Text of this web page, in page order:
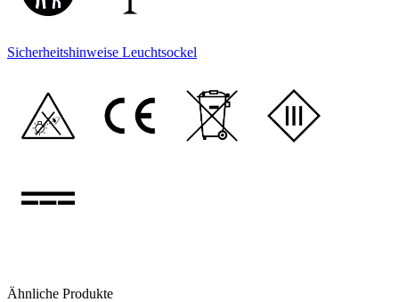
Sicherheitshinweise Leuchtsockel
Ähnliche Produkte